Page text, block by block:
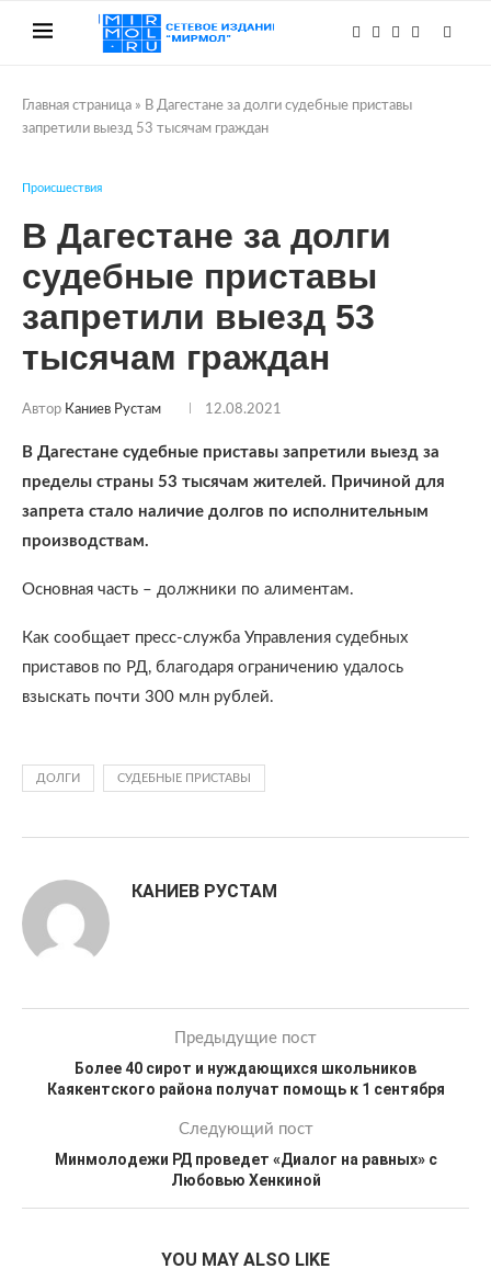
Главная страница » В Дагестане за долги судебные приставы
запретили выезд 53 тысячам граждан
Происшествия
В Дагестане за долги
судебные приставы
запретили выезд 53
тысячам граждан
Автор Каниев Рустам 12.08.2021
В Дагестане судебные приставы запретили выезд за
пределы страны 53 тысячам жителей. Причиной для
запрета стало наличие долгов по исполнительным
производствам.
Основная часть – должники по алиментам.
Как сообщает пресс-служба Управления судебных
приставов по РД, благодаря ограничению удалось
взыскать почти 300 млн рублей.
ДОЛГИ СУДЕБНЫЕ ПРИСТАВЫ
КАНИЕВ РУСТАМ
Предыдущие пост
Более 40 сирот и нуждающихся школьников
Каякентского района получат помощь к 1 сентября
Следующий пост
Минмолодежи РД проведет «Диалог на равных» с
Любовью Хенкиной
YOU MAY ALSO LIKE